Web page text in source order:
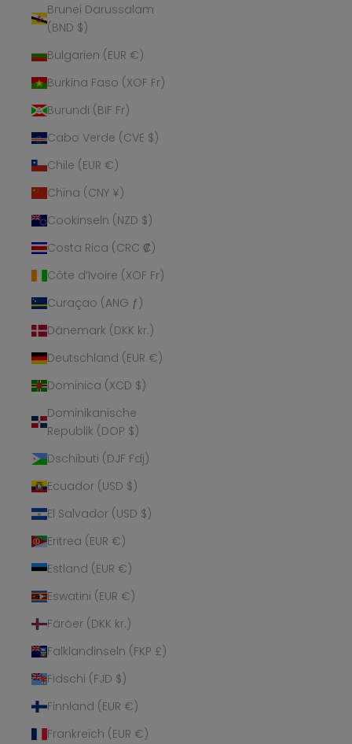
Brunei Darussalam
(BND $)
Bulgarien (EUR €)
Burkina Faso (XOF Fr)
Burundi (BIF Fr)
Cabo Verde (CVE $)
Chile (EUR €)
China (CNY ¥)
Cookinseln (NZD $)
Costa Rica (CRC ₡)
Côte d’Ivoire (XOF Fr)
Curaçao (ANG ƒ)
Dänemark (DKK kr.)
Deutschland (EUR €)
Dominica (XCD $)
Dominikanische
Republik (DOP $)
Dschibuti (DJF Fdj)
Ecuador (USD $)
El Salvador (USD $)
Eritrea (EUR €)
Estland (EUR €)
Eswatini (EUR €)
Färöer (DKK kr.)
Falklandinseln (FKP £)
Fidschi (FJD $)
Finnland (EUR €)
Frankreich (EUR €)